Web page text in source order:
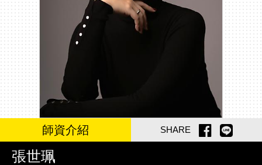
師資介紹 SHARE
張世珮